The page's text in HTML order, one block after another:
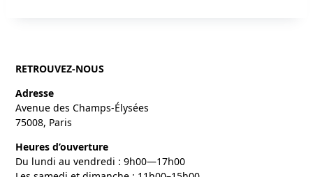
RETROUVEZ-NOUS
Adresse
Avenue des Champs-Élysées
75008, Paris
Heures d’ouverture
Du lundi au vendredi : 9h00—17h00